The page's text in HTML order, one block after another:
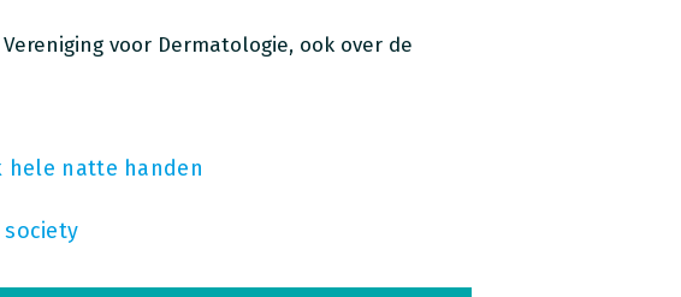
voor Dermatologie, ook over de
hele natte handen